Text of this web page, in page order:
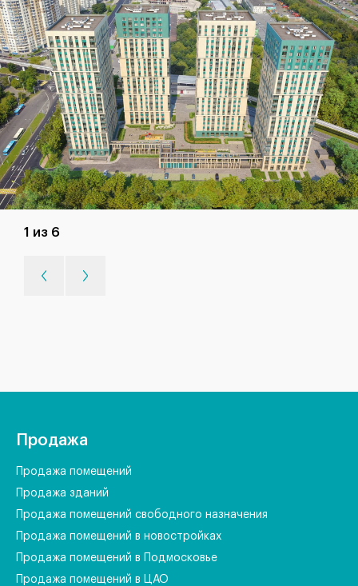
1 из 6
Продажа
Продажа помещений
Продажа зданий
Продажа помещений свободного назначения
Продажа помещений в новостройках
Продажа помещений в Подмосковье
Продажа помещений в ЦАО